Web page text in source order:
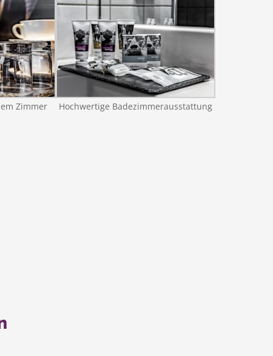
Zimmer Hochwertige Badezimmerausstattung